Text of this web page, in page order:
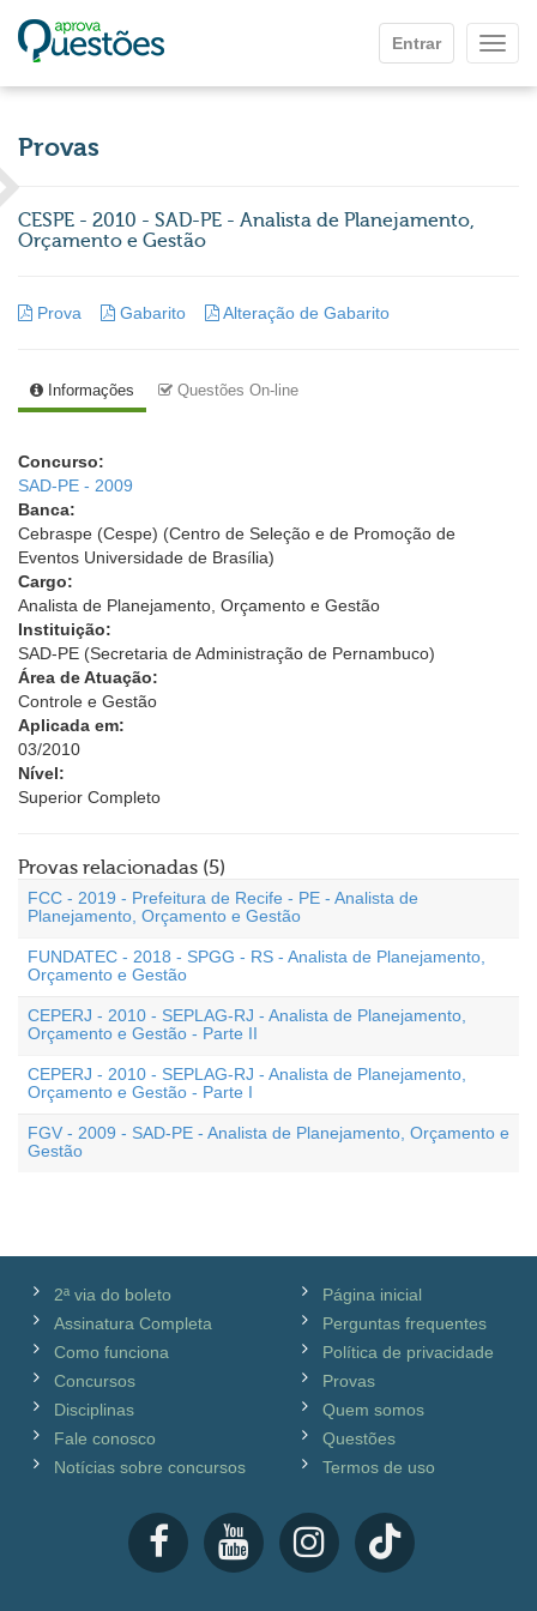
Entrar
Provas
CESPE - 2010 - SAD-PE - Analista de Planejamento,
Orçamento e Gestão
Prova Gabarito Alteração de Gabarito
Informações Questões On-line
Concurso:
SAD-PE - 2009
Banca:
Cebraspe (Cespe) (Centro de Seleção e de Promoção de
Eventos Universidade de Brasília)
Cargo:
Analista de Planejamento, Orçamento e Gestão
Instituição:
SAD-PE (Secretaria de Administração de Pernambuco)
Área de Atuação:
Controle e Gestão
Aplicada em:
03/2010
Nível:
Superior Completo
Provas relacionadas (5)
FCC - 2019 - Prefeitura de Recife - PE - Analista de
Planejamento, Orçamento e Gestão
FUNDATEC - 2018 - SPGG - RS - Analista de Planejamento,
Orçamento e Gestão
CEPERJ - 2010 - SEPLAG-RJ - Analista de Planejamento,
Orçamento e Gestão - Parte II
CEPERJ - 2010 - SEPLAG-RJ - Analista de Planejamento,
Orçamento e Gestão - Parte I
FGV - 2009 - SAD-PE - Analista de Planejamento, Orçamento e
Gestão
2ª via do boleto
Assinatura Completa
Como funciona
Concursos
Disciplinas
Fale conosco
Notícias sobre concursos
Página inicial
Perguntas frequentes
Política de privacidade
Provas
Quem somos
Questões
Termos de uso